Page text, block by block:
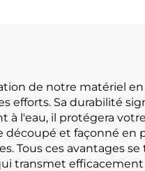
de notre matériel
efforts. Sa durabilité
à l'eau, il protégera
découpé et façonné
Tous ces avantages
transmet efficacement